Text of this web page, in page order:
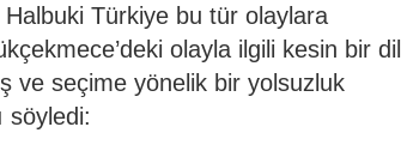
Halbuki Türkiye bu tür olaylara
olayla ilgili kesin bir dil
ve seçime yönelik bir yolsuzluk
söyledi: